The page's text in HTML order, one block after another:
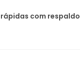
com respaldo